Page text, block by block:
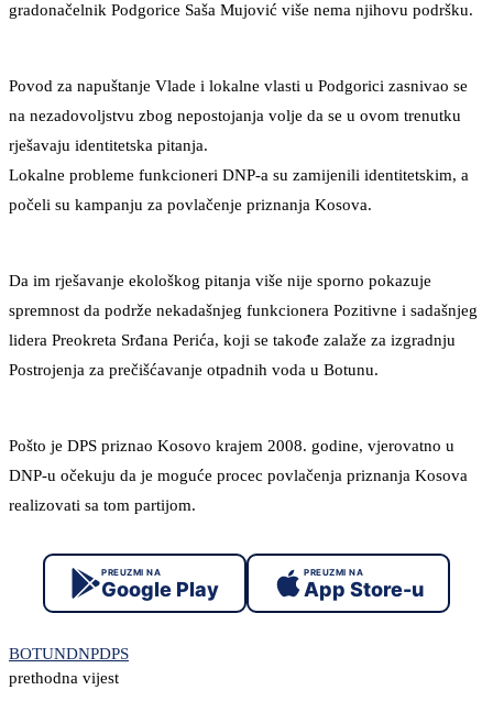
gradonačelnik Podgorice Saša Mujović više nema njihovu podršku.
Povod za napuštanje Vlade i lokalne vlasti u Podgorici zasnivao se
na nezadovoljstvu zbog nepostojanja volje da se u ovom trenutku
rješavaju identitetska pitanja.
Lokalne probleme funkcioneri DNP-a su zamijenili identitetskim, a
počeli su kampanju za povlačenje priznanja Kosova.
Da im rješavanje ekološkog pitanja više nije sporno pokazuje
spremnost da podrže nekadašnjeg funkcionera Pozitivne i sadašnjeg
lidera Preokreta Srđana Perića, koji se takođe zalaže za izgradnju
Postrojenja za prečišćavanje otpadnih voda u Botunu.
Pošto je DPS priznao Kosovo krajem 2008. godine, vjerovatno u
DNP-u očekuju da je moguće procec povlačenja priznanja Kosova
realizovati sa tom partijom.
PREUZMI NA
Google Play
PREUZMI NA
App Store-u
BOTUNDNPDPS
prethodna vijest